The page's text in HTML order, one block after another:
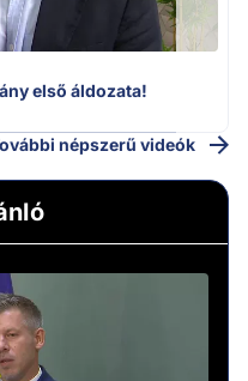
első áldozata!
népszerű videók